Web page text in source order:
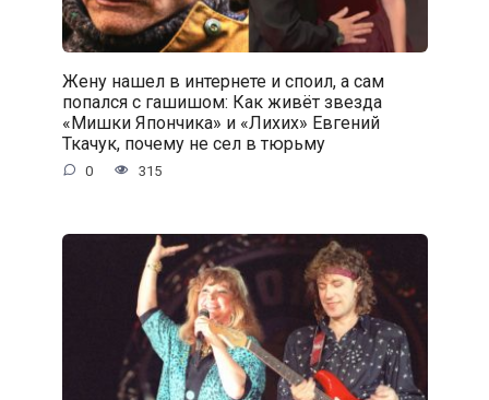
Жену нашел в интернете и споил, а сам
попался с гaшишoм: Как живёт звезда
«Мишки Япончика» и «Лихих» Евгений
Ткачук, почему не сел в тюрьму
0 315